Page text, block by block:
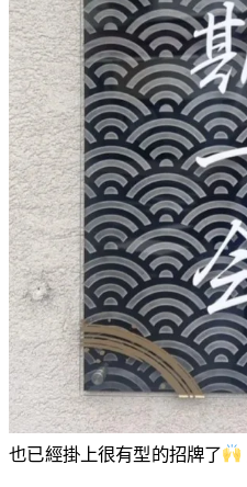
也已經掛上很有型的招牌了